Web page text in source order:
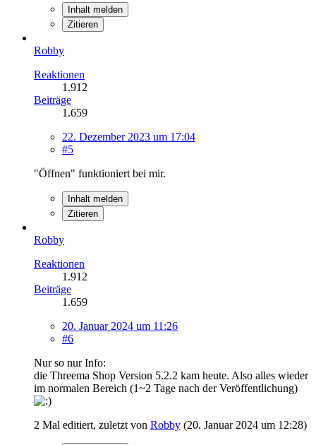
Inhalt melden
Zitieren
Robby
Reaktionen
1.912
Beiträge
1.659
22. Dezember 2023 um 17:04
#5
"Öffnen" funktioniert bei mir.
Inhalt melden
Zitieren
Robby
Reaktionen
1.912
Beiträge
1.659
20. Januar 2024 um 11:26
#6
Nur so nur Info:
die Threema Shop Version 5.2.2 kam heute. Also alles wieder
im normalen Bereich (1~2 Tage nach der Veröffentlichung)
2 Mal editiert, zuletzt von Robby (20. Januar 2024 um 12:28)